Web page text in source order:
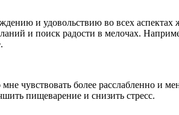
и удовольствию во всех аспектах
и поиск радости в мелочах.
чувствовать более расслабленно и
пищеварение и снизить стресс.